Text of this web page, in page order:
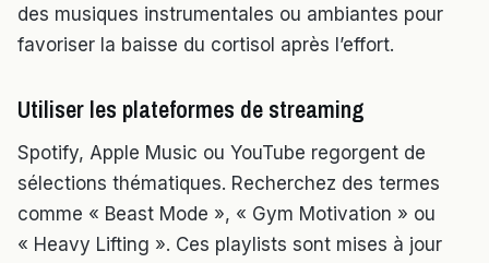
des musiques instrumentales ou ambiantes pour
favoriser la baisse du cortisol après l’effort.
Utiliser les plateformes de streaming
Spotify, Apple Music ou YouTube regorgent de
sélections thématiques. Recherchez des termes
comme « Beast Mode », « Gym Motivation » ou
« Heavy Lifting ». Ces playlists sont mises à jour